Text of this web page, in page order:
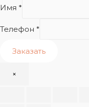
Имя *
Телефон *
Заказать
×